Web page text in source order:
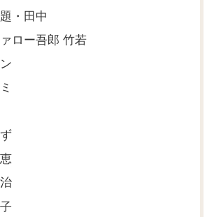
・田中
ロー吾郎 竹若